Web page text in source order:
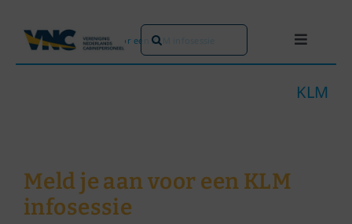
naar
inhoud
Toggle
Dossiers
Zoeken
naar:
Home» Meld je aan voor een KLM infosessie
KLM
Meld je aan voor een KLM
infosessie